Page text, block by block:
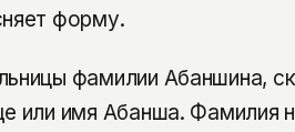
форму.
фамилии Абаншина,
или имя Абанша. Фамилия